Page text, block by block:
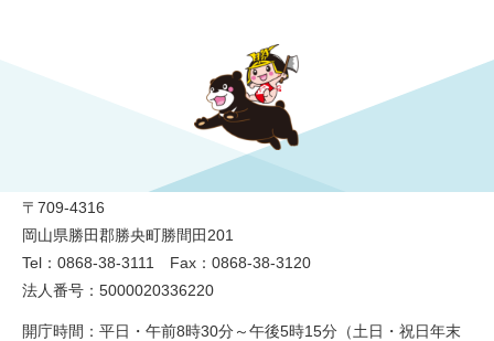
〒709-4316
岡山県勝田郡勝央町勝間田201
Tel：0868-38-3111 Fax：0868-38-3120
法人番号：5000020336220
開庁時間：平日・午前8時30分～午後5時15分（土日・祝日年末